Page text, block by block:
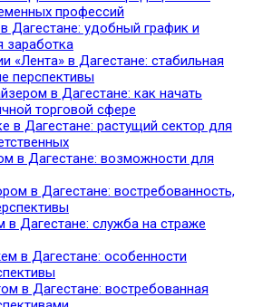
профессий
Дагестане: удобный график и
заработка
«Лента» в Дагестане: стабильная
перспективы
в Дагестане: как начать
торговой сфере
в Дагестане: растущий сектор для
в Дагестане: возможности для
в Дагестане: востребованность,
Дагестане: служба на страже
в Дагестане: особенности
в Дагестане: востребованная